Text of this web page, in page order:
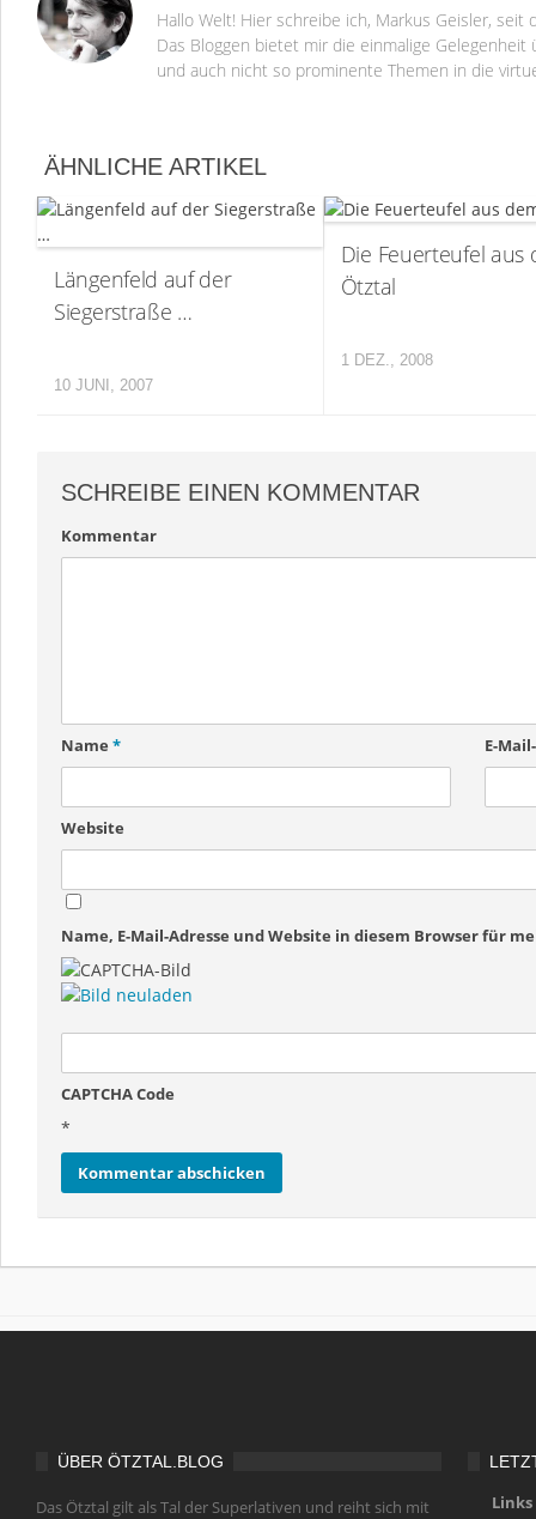
Hallo Welt! Hier schreibe ich, Markus Geisler,
Das Bloggen bietet mir die einmalige
und auch nicht so prominente Themen in die
ÄHNLICHE ARTIKEL
Längenfeld auf der
Siegerstraße …
10 JUNI, 2007
Die Feuerteufel aus
Ötztal
1 DEZ., 2008
SCHREIBE EINEN KOMMENTAR
Kommentar
Name * E-
Website
Name, E-Mail-Adresse und Website in diesem Browser für
CAPTCHA Code
*
ÜBER ÖTZTAL.BLOG
Das Ötztal gilt als Tal der Superlativen und reiht sich mit
Links